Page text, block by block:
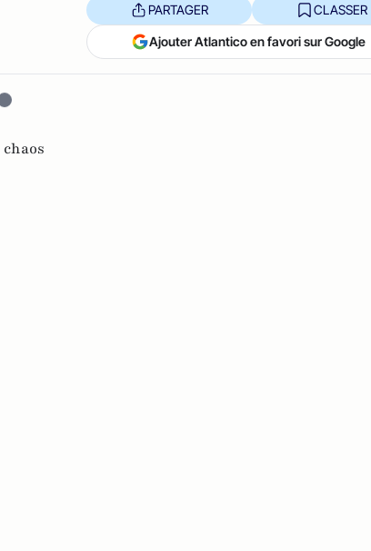
PARTAGER CLASSER
Ajouter Atlantico en favori sur Google
chaos